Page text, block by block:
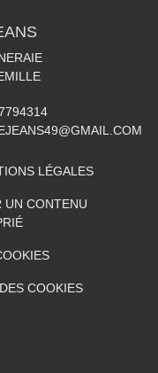
LÉGALES
UN CONTENU
COOKIES